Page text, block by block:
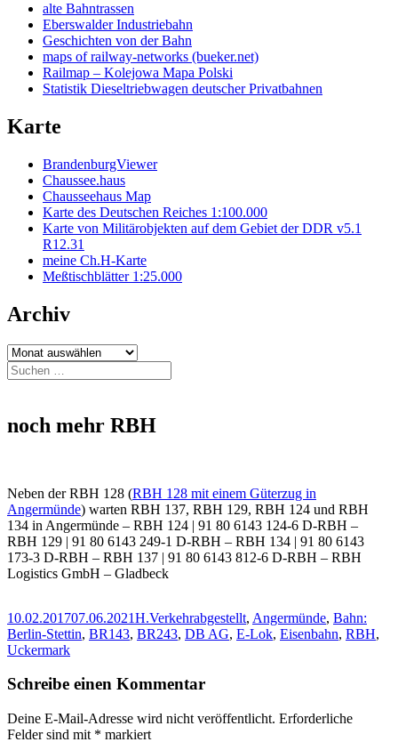
alte Bahntrassen
Eberswalder Industriebahn
Geschichten von der Bahn
maps of railway-networks (bueker.net)
Railmap – Kolejowa Mapa Polski
Statistik Dieseltriebwagen deutscher Privatbahnen
Karte
BrandenburgViewer
Chaussee.haus
Chausseehaus Map
Karte des Deutschen Reiches 1:100.000
Karte von Militärobjekten auf dem Gebiet der DDR v5.1
R12.31
meine Ch.H-Karte
Meßtischblätter 1:25.000
Archiv
Archiv
Suchen
nach:
noch mehr RBH
Neben der RBH 128 (RBH 128 mit einem Güterzug in
Angermünde) warten RBH 137, RBH 129, RBH 124 und RBH
134 in Angermünde – RBH 124 | 91 80 6143 124-6 D-RBH –
RBH 129 | 91 80 6143 249-1 D-RBH – RBH 134 | 91 80 6143
173-3 D-RBH – RBH 137 | 91 80 6143 812-6 D-RBH – RBH
Logistics GmbH – Gladbeck
Veröffentlicht
am
10.02.201707.06.2021Autor
H.Kategorien
VerkehrSchlagwörter
abgestellt, Angermünde, Bahn:
Berlin-Stettin, BR143, BR243, DB AG, E-Lok, Eisenbahn, RBH,
Uckermark
Schreibe einen Kommentar
Deine E-Mail-Adresse wird nicht veröffentlicht. Erforderliche
Felder sind mit * markiert